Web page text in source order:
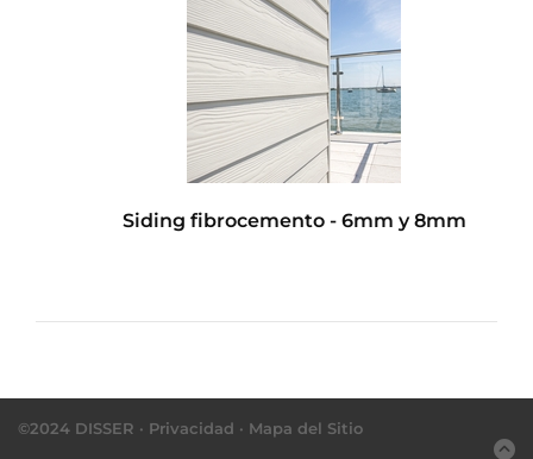
Siding fibrocemento - 6mm y 8mm
©2024 DISSER · Privacidad · Mapa del Sitio